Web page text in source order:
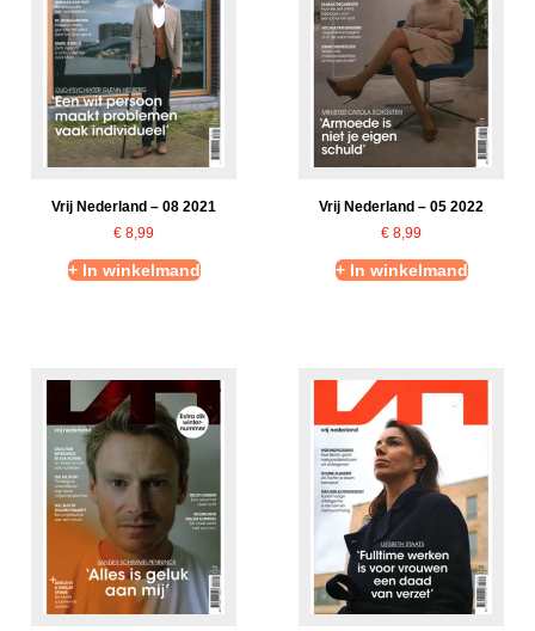
Vrij Nederland – 08 2021
€ 8,99
+ In winkelmand
Vrij Nederland – 05 2022
€ 8,99
+ In winkelmand